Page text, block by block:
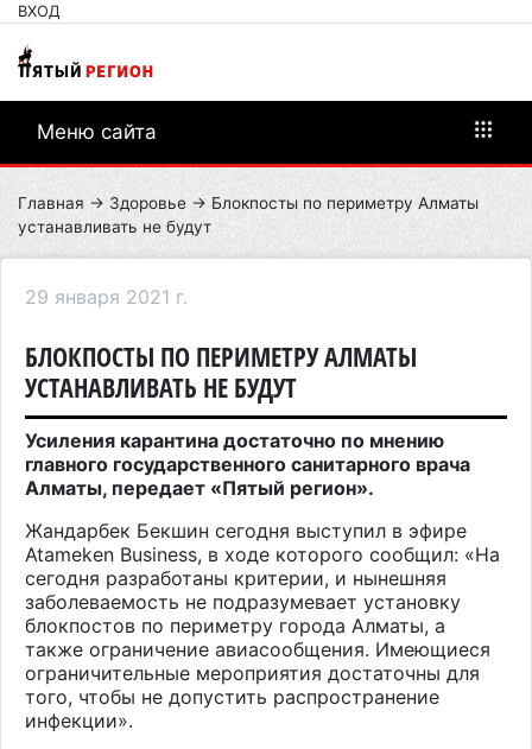
ВХОД
Меню сайта
Главная → Здоровье → Блокпосты по периметру Алматы
устанавливать не будут
29 января 2021 г.
БЛОКПОСТЫ ПО ПЕРИМЕТРУ АЛМАТЫ
УСТАНАВЛИВАТЬ НЕ БУДУТ
Усиления карантина достаточно по мнению
главного государственного санитарного врача
Алматы, передает «Пятый регион».
Жандарбек Бекшин сегодня выступил в эфире
Atameken Business, в ходе которого сообщил: «На
сегодня разработаны критерии, и нынешняя
заболеваемость не подразумевает установку
блокпостов по периметру города Алматы, а
также ограничение авиасообщения. Имеющиеся
ограничительные мероприятия достаточны для
того, чтобы не допустить распространение
инфекции».